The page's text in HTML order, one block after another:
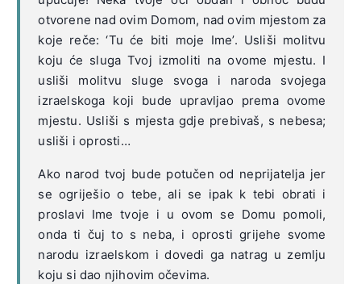
otvorene nad ovim Domom, nad ovim mjestom za
koje reče: ‘Tu će biti moje Ime’. Usliši molitvu
koju će sluga Tvoj izmoliti na ovome mjestu. I
usliši molitvu sluge svoga i naroda svojega
izraelskoga koji bude upravljao prema ovome
mjestu. Usliši s mjesta gdje prebivaš, s nebesa;
usliši i oprosti…
Ako narod tvoj bude potučen od neprijatelja jer
se ogriješio o tebe, ali se ipak k tebi obrati i
proslavi Ime tvoje i u ovom se Domu pomoli,
onda ti čuj to s neba, i oprosti grijehe svome
narodu izraelskom i dovedi ga natrag u zemlju
koju si dao njihovim očevima.